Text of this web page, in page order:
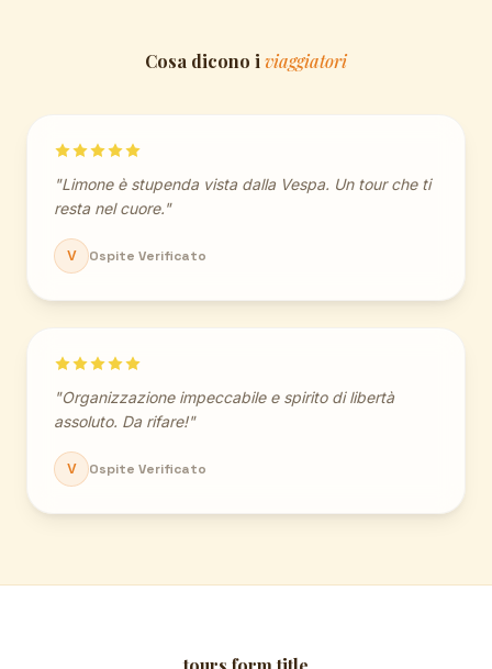
Cosa dicono i viaggiatori
"Limone è stupenda vista dalla Vespa. Un tour che ti
resta nel cuore."
V Ospite Verificato
"Organizzazione impeccabile e spirito di libertà
assoluto. Da rifare!"
V Ospite Verificato